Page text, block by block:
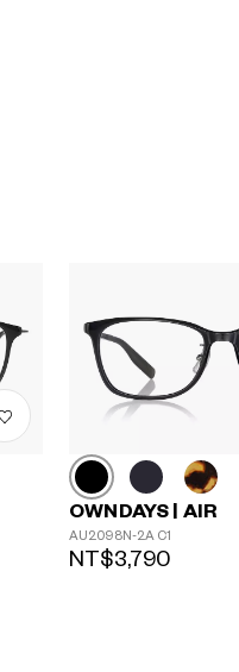
OWNDAYS | AIR
AU2098N-2A C1
NT$3,790